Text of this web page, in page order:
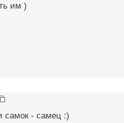
им )
самок - самец :)